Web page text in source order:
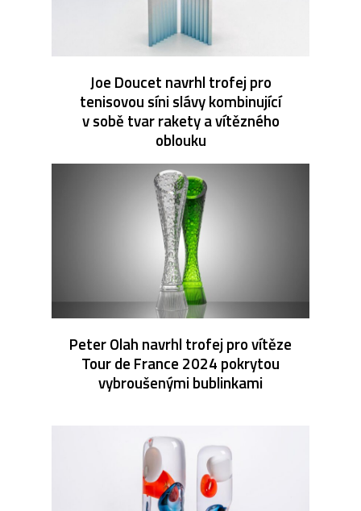
Joe Doucet navrhl trofej pro
tenisovou síni slávy kombinující
v sobě tvar rakety a vítězného
oblouku
Peter Olah navrhl trofej pro vítěze
Tour de France 2024 pokrytou
vybroušenými bublinkami